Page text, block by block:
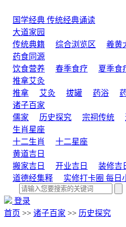
国学经典 传统经典诵读
大道家园
传统典籍
综合浏览区 羲黄
药食同源
饮食营养
春季食疗 夏季食
推拿艾灸
推拿
艾灸 拔罐 药浴
诸子百家
儒家
历史探究 宗祠传统
生肖星座
十二生肖
十二星座
黄道吉日
搬家吉日
开业吉日 装修吉
道德经集释
实修打卡圈 每日
登录
首页 >> 诸子百家 >> 历史探究